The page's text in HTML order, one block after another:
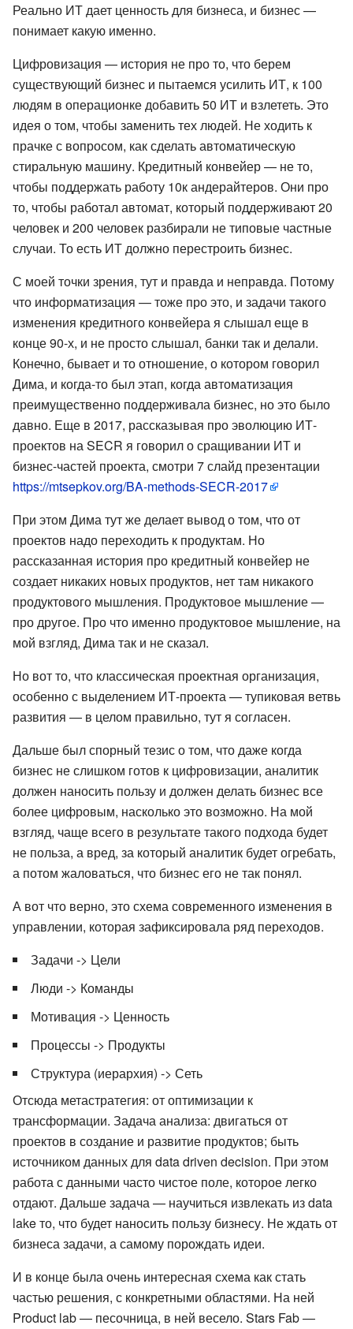
Реально ИТ дает ценность для бизнеса, и бизнес —
понимает какую именно.
Цифровизация — история не про то, что берем
существующий бизнес и пытаемся усилить ИТ, к 100
людям в операционке добавить 50 ИТ и взлететь. Это
идея о том, чтобы заменить тех людей. Не ходить к
прачке с вопросом, как сделать автоматическую
стиральную машину. Кредитный конвейер — не то,
чтобы поддержать работу 10к андерайтеров. Они про
то, чтобы работал автомат, который поддерживают 20
человек и 200 человек разбирали не типовые частные
случаи. То есть ИТ должно перестроить бизнес.
С моей точки зрения, тут и правда и неправда. Потому
что информатизация — тоже про это, и задачи такого
изменения кредитного конвейера я слышал еще в
конце 90-х, и не просто слышал, банки так и делали.
Конечно, бывает и то отношение, о котором говорил
Дима, и когда-то был этап, когда автоматизация
преимущественно поддерживала бизнес, но это было
давно. Еще в 2017, рассказывая про эволюцию ИТ-
проектов на SECR я говорил о сращивании ИТ и
бизнес-частей проекта, смотри 7 слайд презентации
https://mtsepkov.org/BA-methods-SECR-2017
При этом Дима тут же делает вывод о том, что от
проектов надо переходить к продуктам. Но
рассказанная история про кредитный конвейер не
создает никаких новых продуктов, нет там никакого
продуктового мышления. Продуктовое мышление —
про другое. Про что именно продуктовое мышление, на
мой взгляд, Дима так и не сказал.
Но вот то, что классическая проектная организация,
особенно с выделением ИТ-проекта — тупиковая ветвь
развития — в целом правильно, тут я согласен.
Дальше был спорный тезис о том, что даже когда
бизнес не слишком готов к цифровизации, аналитик
должен наносить пользу и должен делать бизнес все
более цифровым, насколько это возможно. На мой
взгляд, чаще всего в результате такого подхода будет
не польза, а вред, за который аналитик будет огребать,
а потом жаловаться, что бизнес его не так понял.
А вот что верно, это схема современного изменения в
управлении, которая зафиксировала ряд переходов.
Задачи -> Цели
Люди -> Команды
Мотивация -> Ценность
Процессы -> Продукты
Структура (иерархия) -> Сеть
Отсюда метастратегия: от оптимизации к
трансформации. Задача анализа: двигаться от
проектов в создание и развитие продуктов; быть
источником данных для data driven decision. При этом
работа с данными часто чистое поле, которое легко
отдают. Дальше задача — научиться извлекать из data
lake то, что будет наносить пользу бизнесу. Не ждать от
бизнеса задачи, а самому порождать идеи.
И в конце была очень интересная схема как стать
частью решения, с конкретными областями. На ней
Product lab — песочница, в ней весело. Stars Fab —